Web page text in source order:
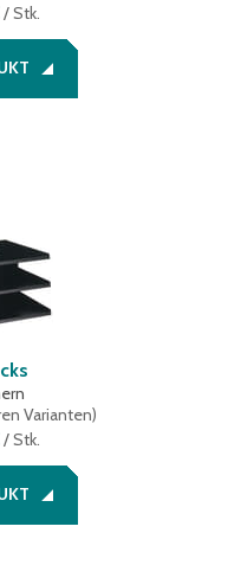
/ Stk.
Varianten)
/ Stk.